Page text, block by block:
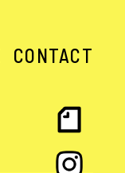
CONTACT